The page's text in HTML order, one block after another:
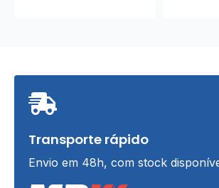
Transporte rápido
Envio em 48h, com stock